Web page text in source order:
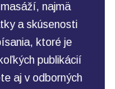
najmä
a skúsenosti
ktoré je
publikácií
aj v odborných